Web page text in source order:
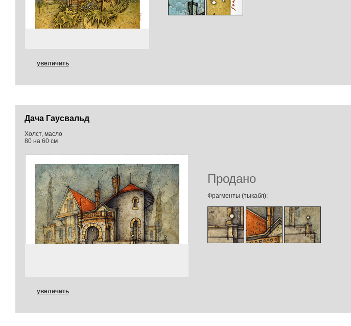
увеличить
Дача Гаусвальд
Холст, масло
80 на 60 см
увеличить
Продано
Фрагменты (тыкабл):